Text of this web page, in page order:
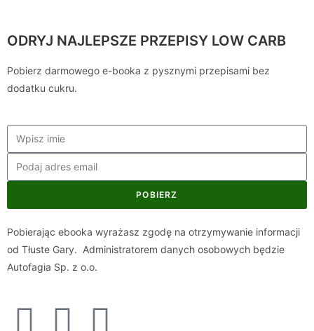
ODRYJ NAJLEPSZE PRZEPISY LOW CARB
Pobierz darmowego e-booka z pysznymi przepisami bez
dodatku cukru.
POBIERZ
Pobierając ebooka wyrażasz zgodę na otrzymywanie informacji
od Tłuste Gary. Administratorem danych osobowych będzie
Autofagia Sp. z o.o.